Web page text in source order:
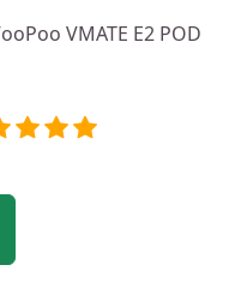
VMATE E2 POD